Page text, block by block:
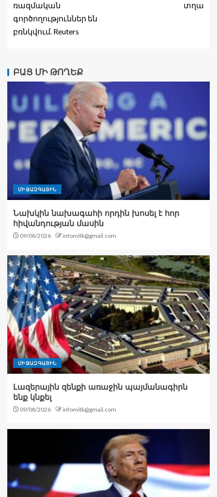
ռազմական
գործողություններ են
բռնկվում. Reuters
տղա
ԲԱՑ ՄԻ ԹՈՂԵՔ
ՄԻՋԱԶԳԱՅԻՆ
Նախկին նախագահի որդին խոսել է հոր
հիվանդության մասին
09/08/2026 infomitk@gmail.com
ՄԻՋԱԶԳԱՅԻՆ
Լազերային զենքի առաջին պայմանագիրն
ենք կնքել
09/08/2026 infomitk@gmail.com